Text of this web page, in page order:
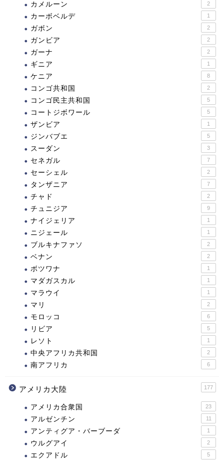
カメルーン 2
カーボベルデ 1
ガボン 2
ガンビア 2
ガーナ 2
ギニア 1
ケニア 8
コンゴ共和国 2
コンゴ民主共和国 5
コートジボワール 5
ザンビア 1
ジンバブエ 5
スーダン 3
セネガル 7
セーシェル 2
タンザニア 7
チャド 2
チュニジア 9
ナイジェリア 1
ニジェール 1
ブルキナファソ 2
ベナン 2
ボツワナ 1
マダガスカル 1
マラウイ 1
マリ 2
モロッコ 6
リビア 5
レソト 1
中央アフリカ共和国 2
南アフリカ 6
アメリカ大陸 177
アメリカ合衆国 23
アルゼンチン 11
アンティグア・バーブーダ 1
ウルグアイ 2
エクアドル 5